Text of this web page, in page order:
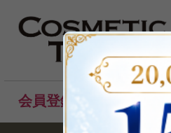
会員登録後のお買い物